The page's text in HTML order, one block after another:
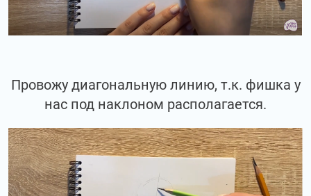
Провожу диагональную линию, т.к. фишка у
нас под наклоном располагается.